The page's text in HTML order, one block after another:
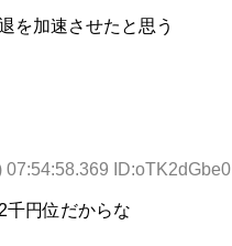
を加速させたと思う
07:54:58.369 ID:oTK2dGbe0
千円位だからな